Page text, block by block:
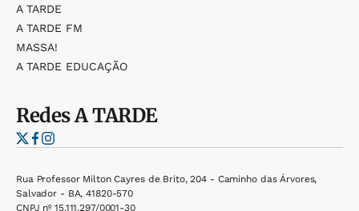
A TARDE
A TARDE FM
MASSA!
A TARDE EDUCAÇÃO
RedesA TARDE
Rua Professor Milton Cayres de Brito, 204 - Caminho das Árvores,
Salvador - BA, 41820-570
CNPJ nº 15.111.297/0001-30